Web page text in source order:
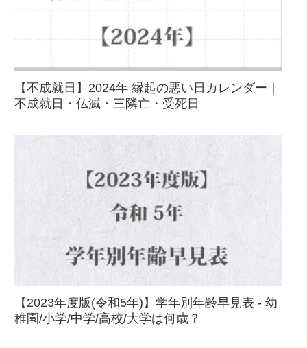
【不成就日】2024年 縁起の悪い日カレンダー｜
不成就日・仏滅・三隣亡・受死日
【2023年度版(令和5年)】学年別年齢早見表 - 幼
稚園/小学/中学/高校/大学は何歳？